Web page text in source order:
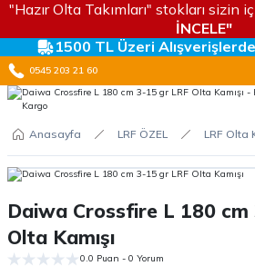
"Hazır Olta Takımları" stokları sizin
İNCELE"
1500 TL Üzeri Alışverişlerde
0545 203 21 60
Anasayfa LRF ÖZEL LRF Olta
Daiwa Crossfire L 180 cm
Olta Kamışı
0.0 Puan - 0 Yorum